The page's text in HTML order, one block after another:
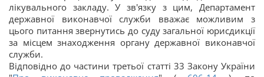
лікувального закладу. У зв'язку з цим, Департамент
державної виконавчої служби вважає можливим з
цього питання звернутись до суду загальної юрисдикції
за місцем знаходження органу державної виконавчої
служби.
Відповідно до частини третьої статті 33 Закону України